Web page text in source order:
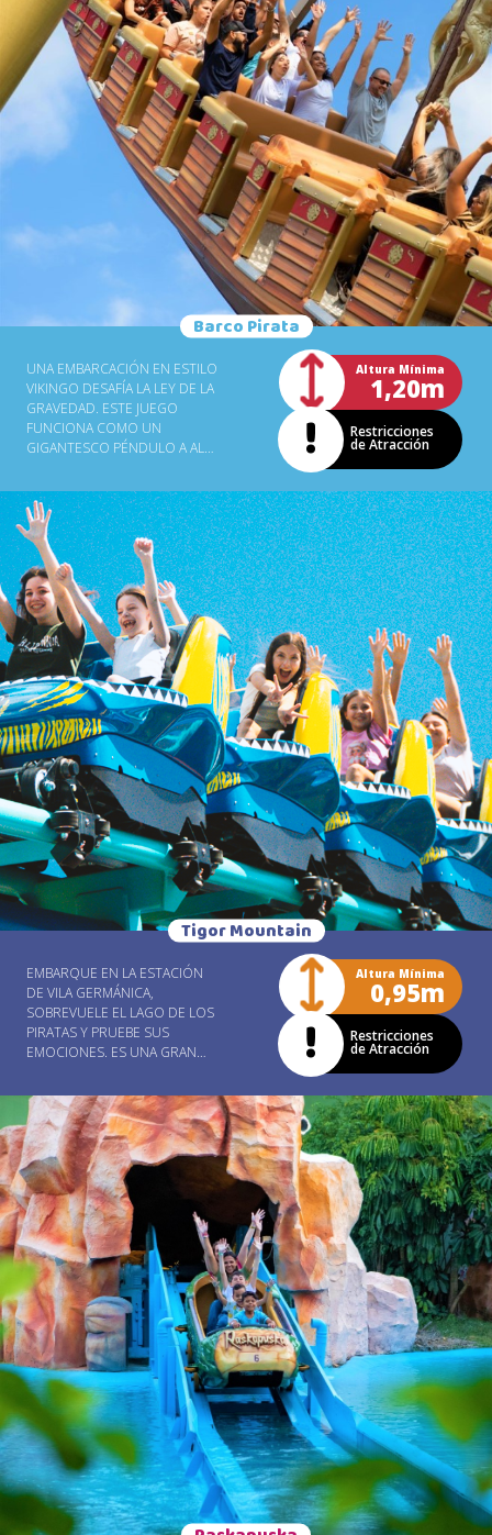
Barco Pirata
UNA EMBARCACIÓN EN ESTILO
VIKINGO DESAFÍA LA LEY DE LA
GRAVEDAD. ESTE JUEGO
FUNCIONA COMO UN
GIGANTESCO PÉNDULO A ALTA
UN LADO A OTRO, SIMULAN
UNA TEMPESTAD EN ALTA MAR.
CONSTRUIDO POR UNA
EMPRESA ALEMANA, EL BARCO
ALCANZA HASTA 12M DE
ALTURA, EMOCIÓN Y ALEGRÍA
GARANTIZADA PARA LOS 60
PASAJEROS.
Altura Mínima
1,20m
Restricciones
de Atracción
Tigor Mountain
EMBARQUE EN LA ESTACIÓN
DE VILA GERMÁNICA,
SOBREVUELE EL LAGO DE LOS
PIRATAS Y PRUEBE SUS
EMOCIONES. ES UNA GRAN
RADICALES QUE AÚN NO
PUEDEN ASISTIR A LAS OTRAS
ATRACCIONES. RECORRA MÁS
DE MEDIO KILÓMETRO DE
SUBIDAS, BAJADAS Y CURVAS
LLENAS DE ADRENALINA, A 15
METROS DE ALTURA,
CAMINANDO A CASI 50 KM / H.
Altura Mínima
0,95m
Restricciones
de Atracción